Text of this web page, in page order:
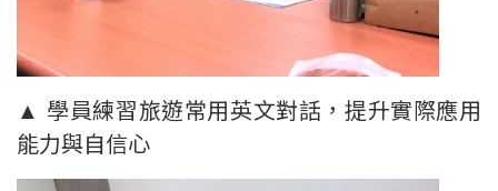
▲ 學員練習旅遊常用英文對話，提升實際應用
能力與自信心